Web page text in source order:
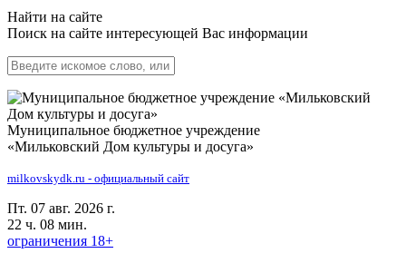
Найти на сайте
Поиск на сайте интересующей Вас информации
Муниципальное бюджетное учреждение
«Мильковский Дом культуры и досуга»
milkovskydk.ru - официальный сайт
Пт. 07 авг. 2026 г.
22 ч. 08 мин.
ограничения 18+